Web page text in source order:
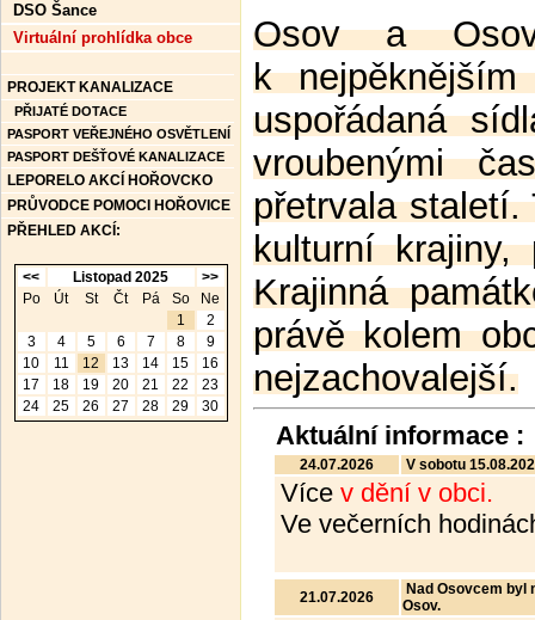
DSO Šance
Virtuální prohlídka obce
PROJEKT KANALIZACE
PŘIJATÉ DOTACE
PASPORT VEŘEJNÉHO OSVĚTLENÍ
PASPORT DEŠŤOVÉ KANALIZACE
LEPORELO AKCÍ HOŘOVCKO
PRŮVODCE POMOCI HOŘOVICE
PŘEHLED AKCÍ:
<< Listopad 2025
>>
Po
Út St Čt Pá So
Ne
1
2
3
4 5 6 7 8
9
10
11 12 13 14 15
16
17
18 19 20 21 22
23
24
25 26 27 28 29 30
Osov a
k
uspořádaná
vroubenými
přetrvala
kulturní krajiny,
Krajinná
právě kolem
nejzachovalejší.
Aktuální informace :
24.07.2026 V sobotu
Více v dění v obci.
Ve večerních
21.07.2026
Nad Osovcem byl
Osov.